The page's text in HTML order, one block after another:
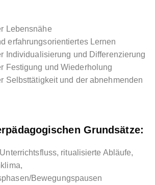
Lebensnähe
erfahrungsorientiertes Lernen
Individualisierung und Differenzierung
Festigung und Wiederholung
Selbsttätigkeit und der abnehmenden
Grundsätze:
ritualisierte Abläufe,
Bewegungspausen